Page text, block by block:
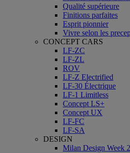
Qualité supérieure
Finitions parfaites
Esprit pionnier
Vivre selon les
CONCEPT CARS
LF-ZC
LF-ZL
ROV
LF-Z Electrified
LF-30 Électrique
LF-1 Limitless
Concept LS+
Concept UX
LF-FC
LF-SA
DESIGN
Milan Design Week